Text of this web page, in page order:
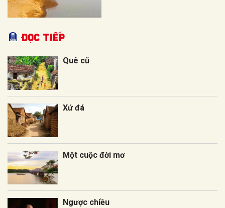
Đọc tiếp
Quê cũ
Xứ đá
Một cuộc đời mơ
Ngược chiều